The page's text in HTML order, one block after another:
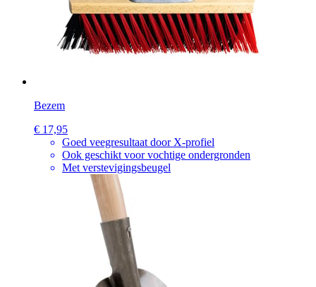
Bezem
€ 17,95
Goed veegresultaat door X-profiel
Ook geschikt voor vochtige ondergronden
Met verstevigingsbeugel